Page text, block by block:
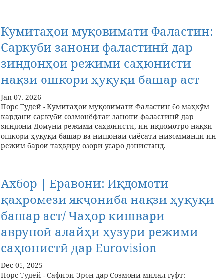
Кумитаҳои муқовимати Фаластин:
Саркуби занони фаластинӣ дар
зиндонҳои режими саҳюнистӣ
нақзи ошкори ҳуқуқи башар аст
Jan 07, 2026
Порс Тудей - Кумитаҳои муқовимати Фаластин бо маҳкӯм
кардани саркуби созмонёфтаи занони фаластинӣ дар
зиндони Домуни режими саҳюнистӣ, ин иқдомотро нақзи
ошкори ҳуқуқи башар ва нишонаи сиёсати низомманди ин
режим барои таҳқиру озори усаро донистанд.
Ахбор | Еравонӣ: Иқдомоти
қаҳромези якҷониба нақзи ҳуқуқи
башар аст/ Чаҳор кишвари
аврупоӣ алайҳи ҳузури режими
саҳюнистӣ дар Eurovision
Dec 05, 2025
Порс Тудей - Сафири Эрон дар Созмони милал гуфт: